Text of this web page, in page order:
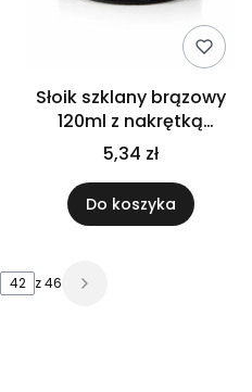
Słoik szklany brązowy
120ml z nakrętką
bambusową PP
5,34 zł
Do koszyka
z 46